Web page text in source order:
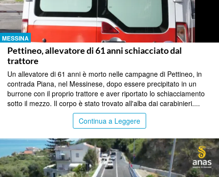
MESSINA
Pettineo, allevatore di 61 anni schiacciato dal
trattore
Un allevatore di 61 anni è morto nelle campagne di Pettineo, in
contrada Piana, nel Messinese, dopo essere precipitato in un
burrone con il proprio trattore e aver riportato lo schiacciamento
sotto il mezzo. Il corpo è stato trovato all'alba dai carabinieri....
Continua a Leggere